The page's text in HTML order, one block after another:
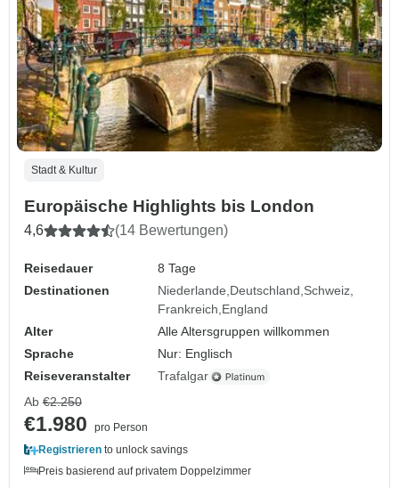
Stadt & Kultur
Europäische Highlights bis London
4,6 (14 Bewertungen)
Reisedauer
8 Tage
Destinationen
Niederlande Deutschland Schweiz
Frankreich England
Alter
Alle Altersgruppen willkommen
Sprache
Nur: Englisch
Reiseveranstalter
Trafalgar
Ab €2.250
€1.980
pro Person
Registrieren to unlock savings
Preis basierend auf privatem Doppelzimmer